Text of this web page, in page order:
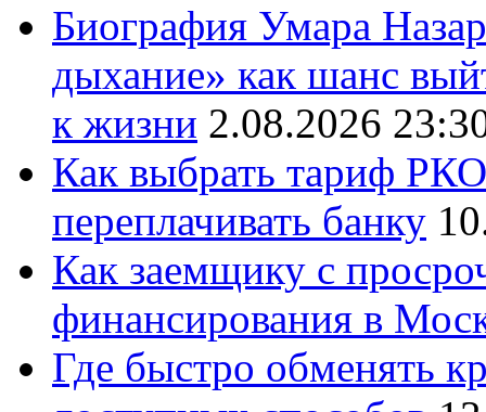
Биография Умара
дыхание» как шанс
к жизни 2.08.2026
Как выбрать тариф
переплачивать банку
Как заемщику с
финансирования в
Где быстро обменять